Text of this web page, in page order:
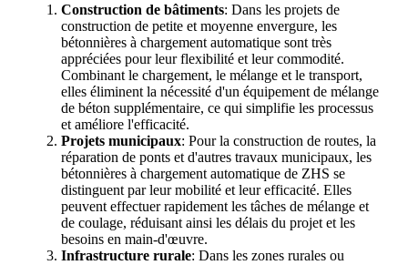
Construction de bâtiments: Dans les projets de
construction de petite et moyenne envergure, les
bétonnières à chargement automatique sont très
appréciées pour leur flexibilité et leur commodité.
Combinant le chargement, le mélange et le transport,
elles éliminent la nécessité d'un équipement de mélange
de béton supplémentaire, ce qui simplifie les processus
et améliore l'efficacité.
Projets municipaux: Pour la construction de routes, la
réparation de ponts et d'autres travaux municipaux, les
bétonnières à chargement automatique de ZHS se
distinguent par leur mobilité et leur efficacité. Elles
peuvent effectuer rapidement les tâches de mélange et
de coulage, réduisant ainsi les délais du projet et les
besoins en main-d'œuvre.
Infrastructure rurale: Dans les zones rurales ou